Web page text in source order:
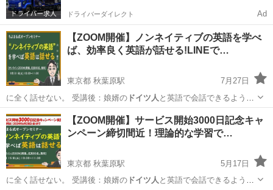
ドライバーダイレクト Ad
【ZOOM開催】ノンネイティブの英語を学べ
ば、効率良く英語が話せる!LINEで…
東京都 秋葉原駅
7月27日
に全く話せない。 受講後：娘婿のドイツ人 と英語で会話できるように
なった。 …
東京 千代田区 秋葉原駅 英会話 オンライン
【ZOOM開催】サービス開始3000日記念キャ
ンペーン締切間近！理論的な学習で…
東京都 秋葉原駅
5月17日
に全く話せない。 受講後：娘婿のドイツ人 と英語で会話できるように